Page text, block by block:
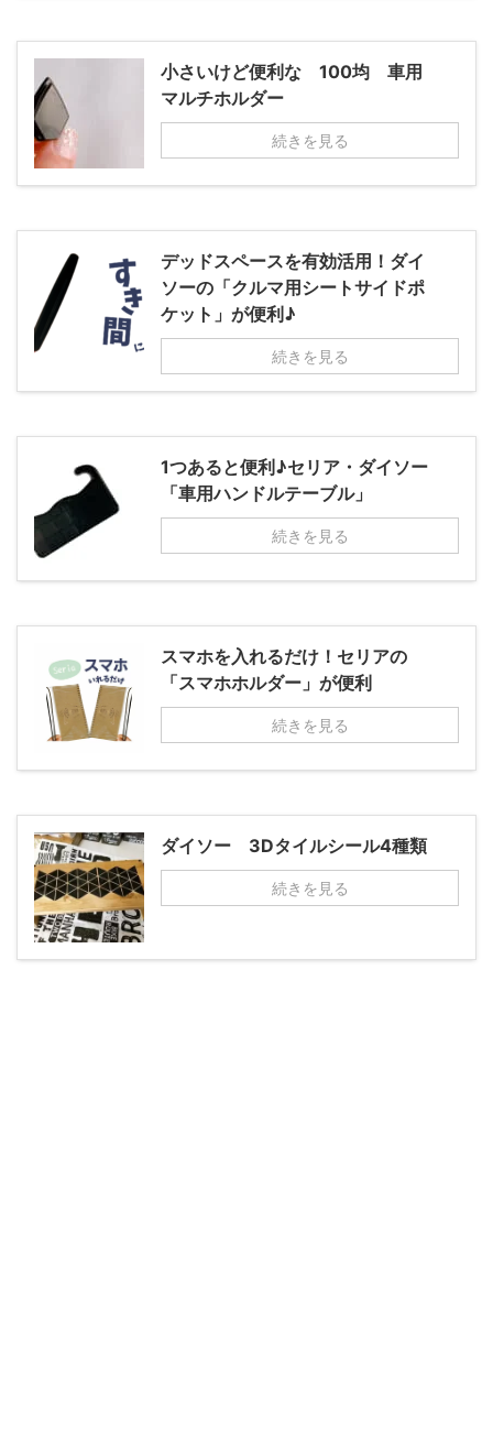
小さいけど便利な 100均 車用
マルチホルダー
続きを見る
デッドスペースを有効活用！ダイ
ソーの「クルマ用シートサイドポ
ケット」が便利♪
続きを見る
1つあると便利♪セリア・ダイソー
「車用ハンドルテーブル」
続きを見る
スマホを入れるだけ！セリアの
「スマホホルダー」が便利
続きを見る
ダイソー 3Dタイルシール4種類
続きを見る